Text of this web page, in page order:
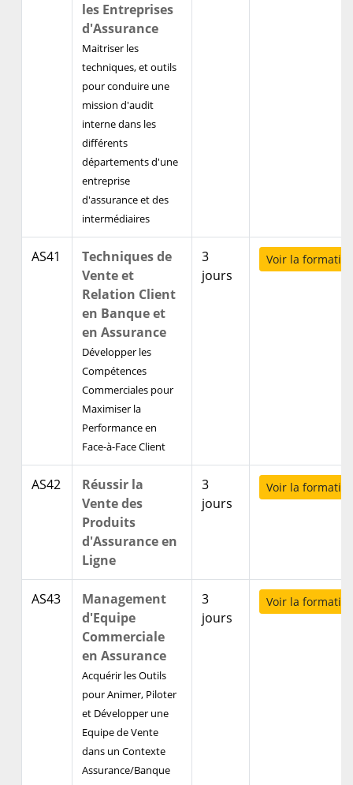
les Entreprises
d'Assurance
Maitriser les
techniques, et outils
pour conduire une
mission d'audit
interne dans les
différents
départements d'une
entreprise
d'assurance et des
intermédiaires
AS41
Techniques de
Vente et
Relation Client
en Banque et
en Assurance
Développer les
Compétences
Commerciales pour
Maximiser la
Performance en
Face-à-Face Client
3
jours
Voir la
AS42
Réussir la
Vente des
Produits
d'Assurance en
Ligne
3
jours
Voir la
AS43
Management
d'Equipe
Commerciale
en Assurance
Acquérir les Outils
pour Animer, Piloter
et Développer une
Equipe de Vente
dans un Contexte
Assurance/Banque
3
jours
Voir la